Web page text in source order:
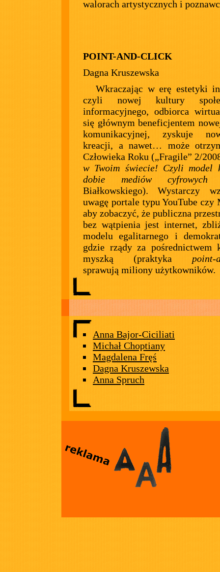
walorach artystycznych i
POINT-AND-CLICK
Dagna Kruszewska
Wkraczając w erę estetyki
czyli nowej kultury
informacyjnego, odbiorca
się głównym beneficjentem
komunikacyjnej, zyskuje
kreacji, a nawet… może
Człowieka Roku („Fragile” 2/
w Twoim świecie! Czyli model
dobie mediów cyfrowych
Białkowskiego). Wystarczy
uwagę portale typu YouTube czy
aby zobaczyć, że publiczna
bez wątpienia jest internet,
modelu egalitarnego i
gdzie rządy za pośrednictwem
myszką (praktyka point-
sprawują miliony użytkowników.
Anna Bajor-Ciciliati
Michał Choptiany
Magdalena Fręś
Dagna Kruszewska
Anna Spruch